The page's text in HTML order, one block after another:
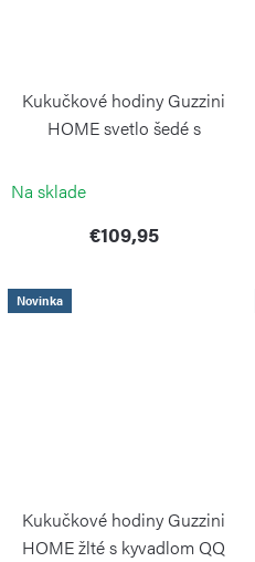
Kukučkové hodiny Guzzini
HOME svetlo šedé s
Na sklade
€109,95
Novinka
Kukučkové hodiny Guzzini
HOME žlté s kyvadlom QQ